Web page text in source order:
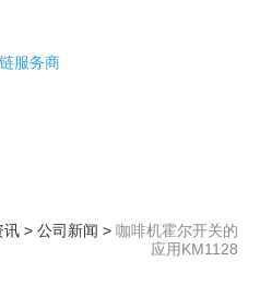
服务商
讯 > 公司新闻 > 咖啡机霍尔开关的
应用KM1128